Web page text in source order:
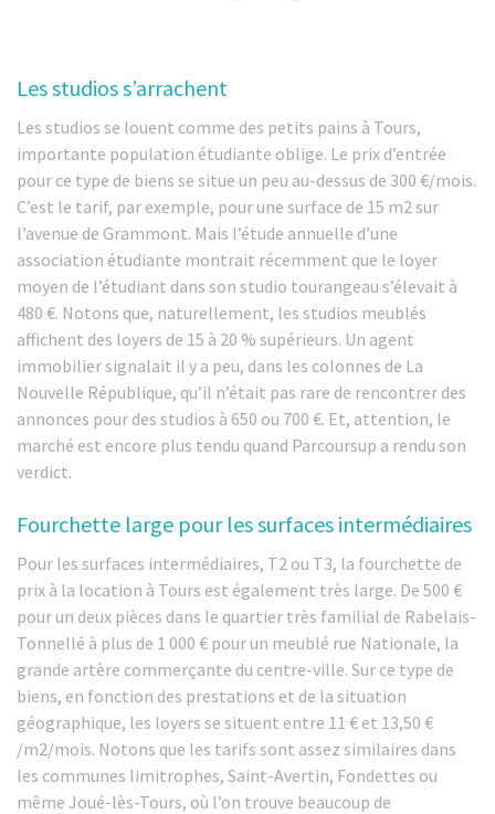
Les studios s’arrachent
Les studios se louent comme des petits pains à Tours,
importante population étudiante oblige. Le prix d’entrée
pour ce type de biens se situe un peu au-dessus de 300 €/mois.
C’est le tarif, par exemple, pour une surface de 15 m2 sur
l’avenue de Grammont. Mais l’étude annuelle d’une
association étudiante montrait récemment que le loyer
moyen de l’étudiant dans son studio tourangeau s’élevait à
480 €. Notons que, naturellement, les studios meublés
affichent des loyers de 15 à 20 % supérieurs. Un agent
immobilier signalait il y a peu, dans les colonnes de La
Nouvelle République, qu’il n’était pas rare de rencontrer des
annonces pour des studios à 650 ou 700 €. Et, attention, le
marché est encore plus tendu quand Parcoursup a rendu son
verdict.
Fourchette large pour les surfaces intermédiaires
Pour les surfaces intermédiaires, T2 ou T3, la fourchette de
prix à la location à Tours est également très large. De 500 €
pour un deux pièces dans le quartier très familial de Rabelais-
Tonnellé à plus de 1 000 € pour un meublé rue Nationale, la
grande artère commerçante du centre-ville. Sur ce type de
biens, en fonction des prestations et de la situation
géographique, les loyers se situent entre 11 € et 13,50 €
/m2/mois. Notons que les tarifs sont assez similaires dans
les communes limitrophes, Saint-Avertin, Fondettes ou
même Joué-lès-Tours, où l’on trouve beaucoup de